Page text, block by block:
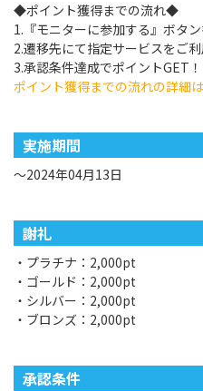
◆ポイント獲得までの流れ◆
1.『モニターに参加する』ボタ
2.遷移先にて指定サービスをご
3.承認条件達成でポイントGET
ポイント獲得までの流れの詳細
実施期間
～2024年04月13日
謝礼
・プラチナ：2,000pt
・ゴールド：2,000pt
・シルバー：2,000pt
・ブロンズ：2,000pt
承認条件